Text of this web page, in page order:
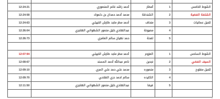
الشوط الخامس 1 أمطار أحمد راشد غانم المنصوري
12:24:21
الشلفة الفضية
2 الشندقة محمد أحمد حمدان بن دلموك
12:24:58
للحيل عمانيات
3 منحاف أحمد مطر ماجد طارش الخييلي
12:24:63
4
مصيونة عبدالهادي خليل منصور الشهواني الهاجري
12:26:04
5
لفحة حمد نهيان سالم العامري 12:26:73
الشوط السادس 1 العزوم أحمد مطر ماجد طارش الخييلي
12:07:94
السيف الفضي
2 نجدين ناصر عبدالله أحمد المسند
12:08:67
للحيل مفتوح
3 منصوره محمد علي حمد علي المري
12:09:10
4
الكايده سالم احمد دري الفلاحي
12:09:70
5
فيفا عبدالهادي خليل منصور الشهواني الهاجري 12:11:50